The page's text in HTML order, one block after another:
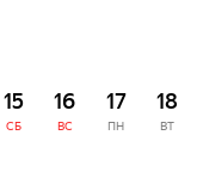
15
СБ
16
ВС
17
ПН
18
ВТ